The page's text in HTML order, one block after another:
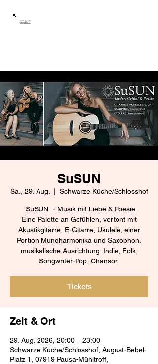
SuSUN
Sa., 29. Aug. Schwarze Küche/Schlosshof
"SuSUN" - Musik mit Liebe & Poesie
Eine Palette an Gefühlen, vertont mit
Akustikgitarre, E-Gitarre, Ukulele, einer
Portion Mundharmonika und Saxophon.
musikalische Ausrichtung: Indie, Folk,
Songwriter-Pop, Chanson
Tickets
Zeit & Ort
29. Aug. 2026, 20:00 – 23:00
Schwarze Küche/Schlosshof, August-Bebel-
Platz 1, 07919 Pausa-Mühltroff,